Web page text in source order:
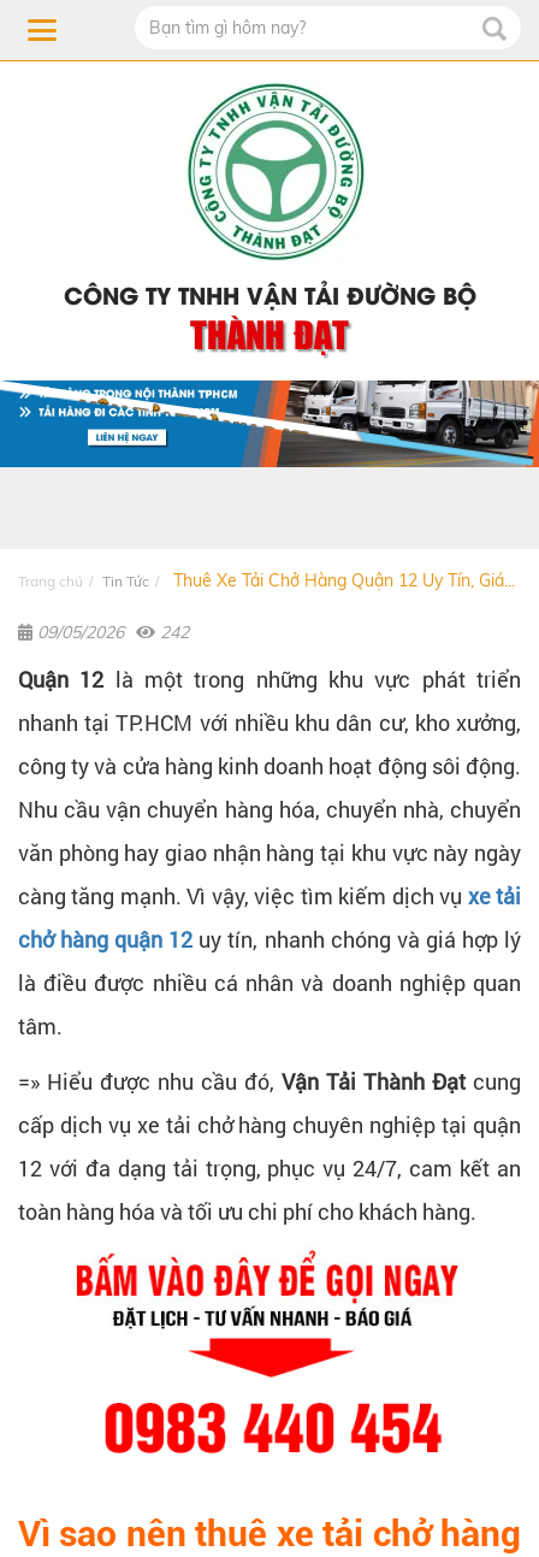
CÔNG TY TNHH VẬN TẢI ĐƯỜNG BỘ
THÀNH ĐẠT
Trang chủ Tin Tức Thuê Xe Tải Chở Hàng Quận 12 Uy Tín, Giá...
09/05/2026 242
Quận 12 là một trong những khu vực phát triển
nhanh tại TP.HCM với nhiều khu dân cư, kho xưởng,
công ty và cửa hàng kinh doanh hoạt động sôi động.
Nhu cầu vận chuyển hàng hóa, chuyển nhà, chuyển
văn phòng hay giao nhận hàng tại khu vực này ngày
càng tăng mạnh. Vì vậy, việc tìm kiếm dịch vụ xe tải
chở hàng quận 12 uy tín, nhanh chóng và giá hợp lý
là điều được nhiều cá nhân và doanh nghiệp quan
tâm.
=» Hiểu được nhu cầu đó, Vận Tải Thành Đạt cung
cấp dịch vụ xe tải chở hàng chuyên nghiệp tại quận
12 với đa dạng tải trọng, phục vụ 24/7, cam kết an
toàn hàng hóa và tối ưu chi phí cho khách hàng.
Vì sao nên thuê xe tải chở hàng